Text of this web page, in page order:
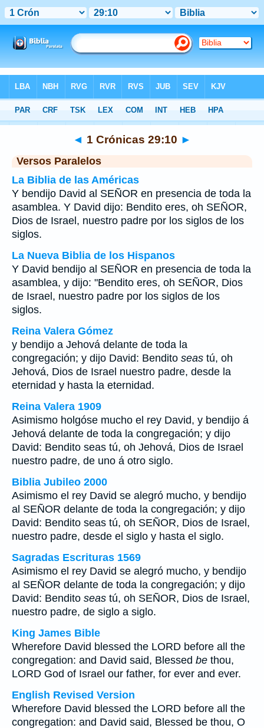
>1 Crónicas Capítulo 29 > Verso 10
◄ 1 Crónicas 29:10 ►
Versos Paralelos
La Biblia de las Américas
Y bendijo David al SEÑOR en presencia de toda la
asamblea. Y David dijo: Bendito eres, oh SEÑOR,
Dios de Israel, nuestro padre por los siglos de los
siglos.
La Nueva Biblia de los Hispanos
Y David bendijo al SEÑOR en presencia de toda la
asamblea, y dijo: "Bendito eres, oh SEÑOR, Dios
de Israel, nuestro padre por los siglos de los
siglos.
Reina Valera Gómez
y bendijo a Jehová delante de toda la
congregación; y dijo David: Bendito seas tú, oh
Jehová, Dios de Israel nuestro padre, desde la
eternidad y hasta la eternidad.
Reina Valera 1909
Asimismo holgóse mucho el rey David, y bendijo á
Jehová delante de toda la congregación; y dijo
David: Bendito seas tú, oh Jehová, Dios de Israel
nuestro padre, de uno á otro siglo.
Biblia Jubileo 2000
Asimismo el rey David se alegró mucho, y bendijo
al SEÑOR delante de toda la congregación; y dijo
David: Bendito seas tú, oh SEÑOR, Dios de Israel,
nuestro padre, desde el siglo y hasta el siglo.
Sagradas Escrituras 1569
Asimismo el rey David se alegró mucho, y bendijo
al SEÑOR delante de toda la congregación; y dijo
David: Bendito seas tú, oh SEÑOR, Dios de Israel,
nuestro padre, de siglo a siglo.
King James Bible
Wherefore David blessed the LORD before all the
congregation: and David said, Blessed be thou,
LORD God of Israel our father, for ever and ever.
English Revised Version
Wherefore David blessed the LORD before all the
congregation: and David said, Blessed be thou, O